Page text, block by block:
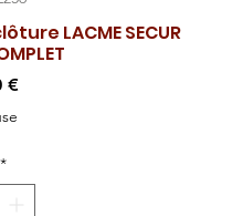
LACME SECUR
€Prix
*